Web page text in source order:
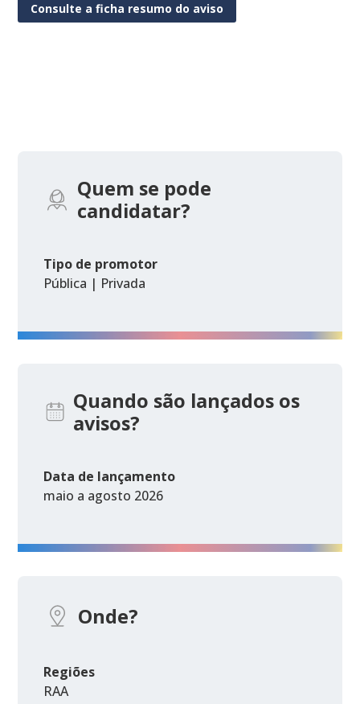
Consulte a ficha resumo do aviso
Quem se pode
candidatar?
Tipo de promotor
Pública | Privada
Quando são lançados os
avisos?
Data de lançamento
maio a agosto 2026
Onde?
Regiões
RAA